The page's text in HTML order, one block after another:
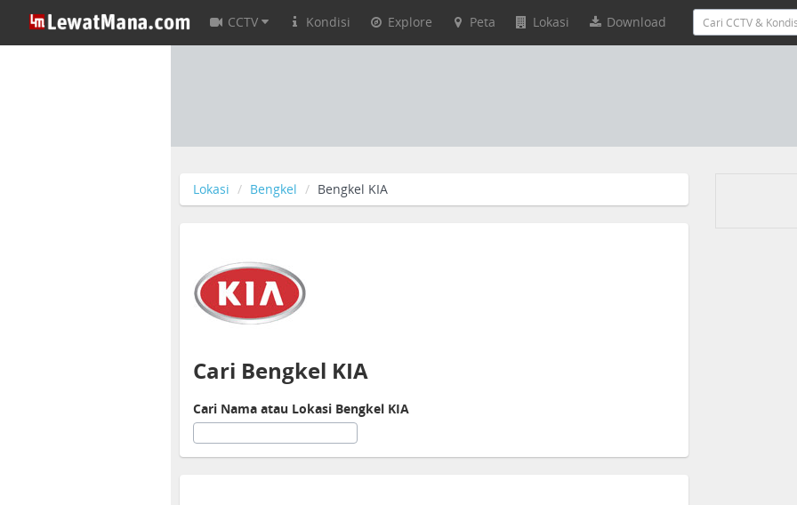
CCTV Kondisi Explore Peta Lokasi Download
Lokasi Bengkel Bengkel KIA
Cari Bengkel KIA
Cari Nama atau Lokasi Bengkel KIA